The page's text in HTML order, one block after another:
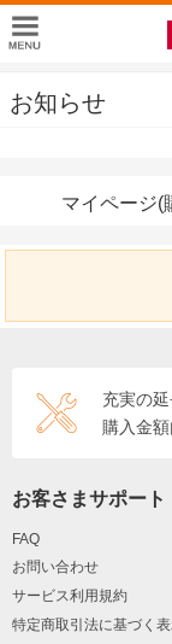
お知らせ
マイページ(
充実の
購入金
お客さまサポート
FAQ
お問い合わせ
サービス利用規約
特定商取引法に基づく